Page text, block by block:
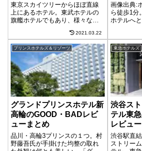
東京スカイツリーからほぼ直線
上にあるホテル。東武ホテルの
旗艦ホテルでもあり、様々な歴
ホテルレストランの人気も高
く、東京観光の拠点にも最適で
す。「東武ホテルレバント東
京」ホテル概要項目概要開業年
1997年開業 20...
2021.03.22
画像出典:
ら徒歩1分
ホテルへ
「クラブ
クラブ」
ン。開業
益々勢い
ル。...
プリンスホテルズ＆リゾーツ
グランドプリンスホテル新
高輪のGOOD・BADレビ
ューまとめ
品川・高輪3プリンスの１つ。村
野藤吾氏が手掛けた均整の取れ
東急ホテルズ
渋谷ス
テル東
レビュ
渋谷駅直
ストリー